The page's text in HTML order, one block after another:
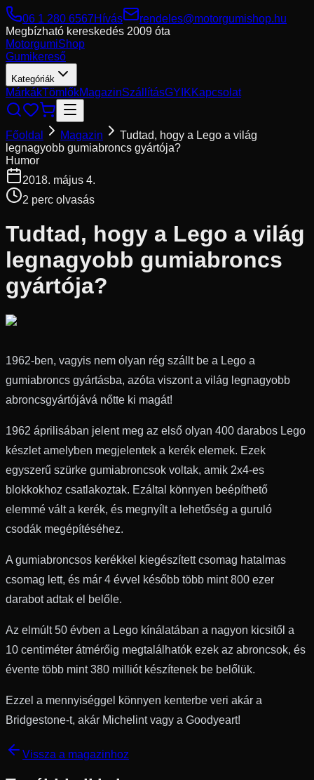
06 1 280 6567Hívás
rendeles@motorgumishop.hu
Megbízható kereskedés 2009 óta
MotorgumiShop
Gumikereső
Kategóriák
MárkákTömlőkMagazinSzállításGYIKKapcsolat
Főoldal Magazin
Tudtad, hogy a Lego a világ
legnagyobb gumiabroncs gyártója?
Humor
2018. május 4.
2 perc olvasás
Tudtad, hogy a Lego a világ
legnagyobb gumiabroncs
gyártója?
1962-ben, vagyis nem olyan rég szállt be a Lego a
gumiabroncs gyártásba, azóta viszont a világ legnagyobb
abroncsgyártójává nőtte ki magát!
1962 áprilisában jelent meg az első olyan 400 darabos Lego
készlet amelyben megjelentek a kerék elemek. Ezek
egyszerű szürke gumiabroncsok voltak, amik 2x4-es
blokkokhoz csatlakoztak. Ezáltal könnyen beépíthető
elemmé vált a kerék, és megnyílt a lehetőség a guruló
csodák megépítéséhez.
A gumiabroncsos kerékkel kiegészített csomag hatalmas
csomag lett, és már 4 évvel később több mint 800 ezer
darabot adtak el belőle.
Az elmúlt 50 évben a Lego kínálatában a nagyon kicsitől a
10 centiméter átmérőig megtalálhatók ezek az abroncsok, és
évente több mint 380 milliót készítenek be belőlük.
Ezzel a mennyiséggel könnyen kenterbe veri akár a
Bridgestone-t, akár Michelint vagy a Goodyeart!
Vissza a magazinhoz